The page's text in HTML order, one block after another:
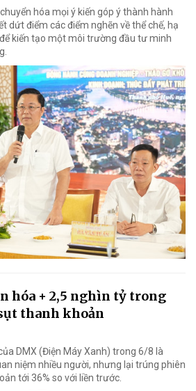
hóa mọi ý kiến góp ý thành hành
dứt điểm các điểm nghẽn về thể chế, hạ
kiến tạo một môi trường đầu tư minh
hóa + 2,5 nghìn tỷ trong
thanh khoản
DMX (Điện Máy Xanh) trong 6/8 là
niệm nhiều người, nhưng lại trúng phiên
tới 36% so với liền trước.